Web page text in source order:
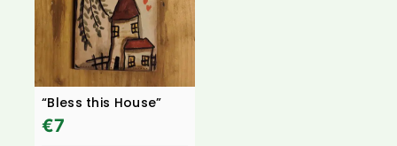
“Bless this House”
€7